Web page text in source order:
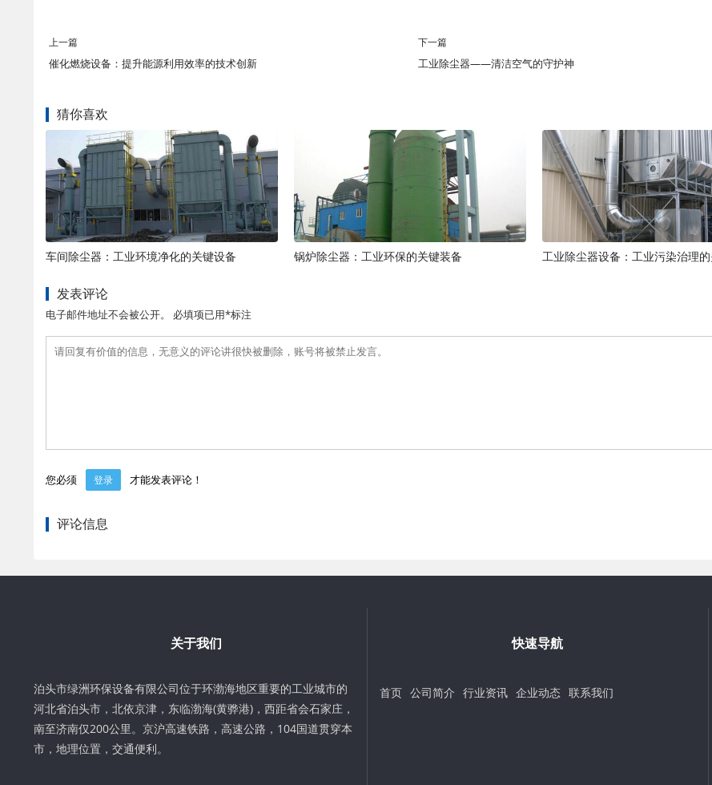
上一篇
催化燃烧设备：提升能源利用效率的技术创新
下一篇
工业除尘器——清洁空气的守护神
猜你喜欢
车间除尘器：工业环境净化的关键设备 锅炉除尘器：工业环保的关键装备 工业除尘器设备：工业污染治理
发表评论
电子邮件地址不会被公开。 必填项已用*标注
您必须 登录 才能发表评论！
评论信息
关于我们
泊头市绿洲环保设备有限公司位于环渤海地区重要的工业城市的
河北省泊头市，北依京津，东临渤海(黄骅港)，西距省会石家庄，
南至济南仅200公里。京沪高速铁路，高速公路，104国道贯穿本
市，地理位置，交通便利。
快速导航
首页 公司简介 行业资讯 企业动态 联系我们